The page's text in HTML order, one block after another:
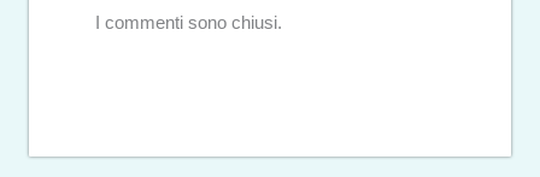
I commenti sono chiusi.